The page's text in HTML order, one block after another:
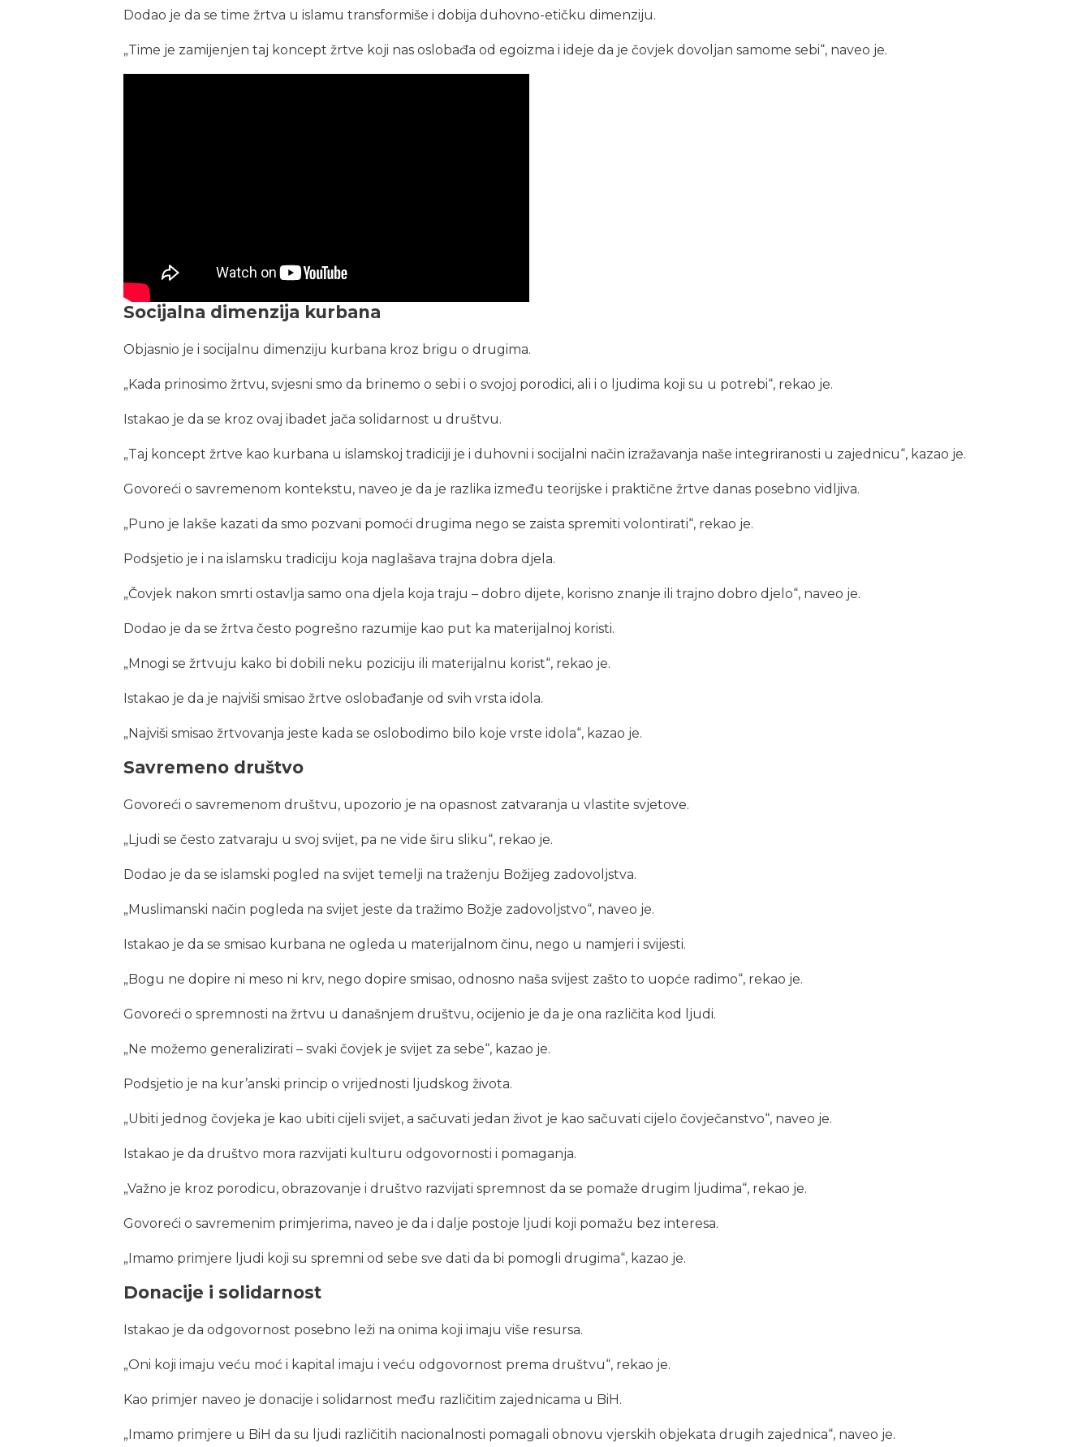
Dodao je da se time žrtva u islamu transformiše i dobija duhovno-etičku dimenziju.
„Time je zamijenjen taj koncept žrtve koji nas oslobađa od egoizma i ideje da je čovjek dovoljan samome sebi“, naveo je.
Socijalna dimenzija kurbana
Objasnio je i socijalnu dimenziju kurbana kroz brigu o drugima.
„Kada prinosimo žrtvu, svjesni smo da brinemo o sebi i o svojoj porodici, ali i o ljudima koji su u potrebi“, rekao je.
Istakao je da se kroz ovaj ibadet jača solidarnost u društvu.
„Taj koncept žrtve kao kurbana u islamskoj tradiciji je i duhovni i socijalni način izražavanja naše integriranosti u zajednicu“, kazao je.
Govoreći o savremenom kontekstu, naveo je da je razlika između teorijske i praktične žrtve danas posebno vidljiva.
„Puno je lakše kazati da smo pozvani pomoći drugima nego se zaista spremiti volontirati“, rekao je.
Podsjetio je i na islamsku tradiciju koja naglašava trajna dobra djela.
„Čovjek nakon smrti ostavlja samo ona djela koja traju – dobro dijete, korisno znanje ili trajno dobro djelo“, naveo je.
Dodao je da se žrtva često pogrešno razumije kao put ka materijalnoj koristi.
„Mnogi se žrtvuju kako bi dobili neku poziciju ili materijalnu korist“, rekao je.
Istakao je da je najviši smisao žrtve oslobađanje od svih vrsta idola.
„Najviši smisao žrtvovanja jeste kada se oslobodimo bilo koje vrste idola“, kazao je.
Savremeno društvo
Govoreći o savremenom društvu, upozorio je na opasnost zatvaranja u vlastite svjetove.
„Ljudi se često zatvaraju u svoj svijet, pa ne vide širu sliku“, rekao je.
Dodao je da se islamski pogled na svijet temelji na traženju Božijeg zadovoljstva.
„Muslimanski način pogleda na svijet jeste da tražimo Božje zadovoljstvo“, naveo je.
Istakao je da se smisao kurbana ne ogleda u materijalnom činu, nego u namjeri i svijesti.
„Bogu ne dopire ni meso ni krv, nego dopire smisao, odnosno naša svijest zašto to uopće radimo“, rekao je.
Govoreći o spremnosti na žrtvu u današnjem društvu, ocijenio je da je ona različita kod ljudi.
„Ne možemo generalizirati – svaki čovjek je svijet za sebe“, kazao je.
Podsjetio je na kur’anski princip o vrijednosti ljudskog života.
„Ubiti jednog čovjeka je kao ubiti cijeli svijet, a sačuvati jedan život je kao sačuvati cijelo čovječanstvo“, naveo je.
Istakao je da društvo mora razvijati kulturu odgovornosti i pomaganja.
„Važno je kroz porodicu, obrazovanje i društvo razvijati spremnost da se pomaže drugim ljudima“, rekao je.
Govoreći o savremenim primjerima, naveo je da i dalje postoje ljudi koji pomažu bez interesa.
„Imamo primjere ljudi koji su spremni od sebe sve dati da bi pomogli drugima“, kazao je.
Donacije i solidarnost
Istakao je da odgovornost posebno leži na onima koji imaju više resursa.
„Oni koji imaju veću moć i kapital imaju i veću odgovornost prema društvu“, rekao je.
Kao primjer naveo je donacije i solidarnost među različitim zajednicama u BiH.
„Imamo primjere u BiH da su ljudi različitih nacionalnosti pomagali obnovu vjerskih objekata drugih zajednica“, naveo je.